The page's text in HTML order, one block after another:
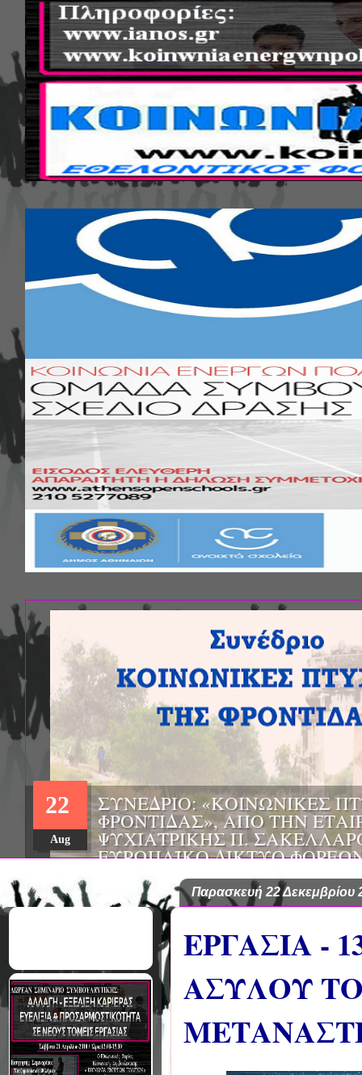
ΣΥΝΕΔΡΙΟ: «ΚΟΙΝΩΝΙΚΕΣ
ΦΡΟΝΤΙΔΑΣ», ΑΠΟ ΤΗΝ
ΨΥΧΙΑΤΡΙΚΗΣ Π.
EΥΡΩΠΑΪΚΟ ΔΙΚΤΥΟ
ΑSKLEPIOS
22
Aug
Παρασκευή 22 Δεκεμβρίου
ΕΡΓΑΣΙΑ -
ΑΣΥΛΟΥ